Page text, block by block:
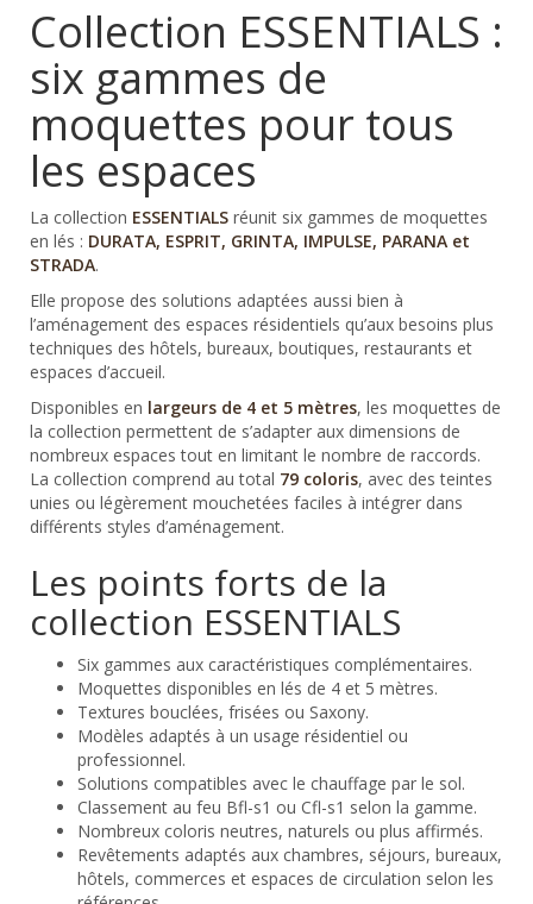
Collection ESSENTIALS :
six gammes de
moquettes pour tous
les espaces
La collection ESSENTIALS réunit six gammes de moquettes
en lés : DURATA, ESPRIT, GRINTA, IMPULSE, PARANA et
STRADA.
Elle propose des solutions adaptées aussi bien à
l’aménagement des espaces résidentiels qu’aux besoins plus
techniques des hôtels, bureaux, boutiques, restaurants et
espaces d’accueil.
Disponibles en largeurs de 4 et 5 mètres, les moquettes de
la collection permettent de s’adapter aux dimensions de
nombreux espaces tout en limitant le nombre de raccords.
La collection comprend au total 79 coloris, avec des teintes
unies ou légèrement mouchetées faciles à intégrer dans
différents styles d’aménagement.
Les points forts de la
collection ESSENTIALS
Six gammes aux caractéristiques complémentaires.
Moquettes disponibles en lés de 4 et 5 mètres.
Textures bouclées, frisées ou Saxony.
Modèles adaptés à un usage résidentiel ou
professionnel.
Solutions compatibles avec le chauffage par le sol.
Classement au feu Bfl-s1 ou Cfl-s1 selon la gamme.
Nombreux coloris neutres, naturels ou plus affirmés.
Revêtements adaptés aux chambres, séjours, bureaux,
hôtels, commerces et espaces de circulation selon les